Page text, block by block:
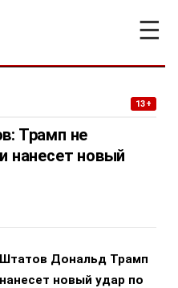
☰
13+
Трамп не
нанесет новый
Дональд Трамп
новый удар по